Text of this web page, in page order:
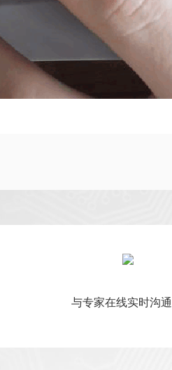
与专家在线实时沟通